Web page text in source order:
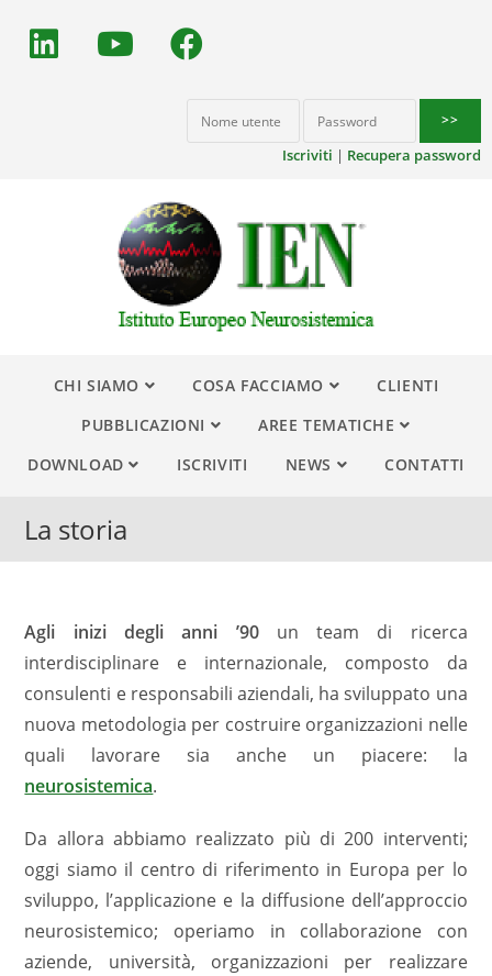
Iscriviti | Recupera password
CHI SIAMO COSA FACCIAMO
CLIENTI
PUBBLICAZIONI
AREE TEMATICHE
DOWNLOAD
ISCRIVITI NEWS CONTATTI
La storia
Agli inizi degli anni ʼ90un team di ricerca
interdisciplinare e internazionale, composto da
consulenti e responsabili aziendali, ha sviluppato una
nuova metodologia per costruire organizzazioni nelle
quali lavorare sia anche un piacere: la
neurosistemica.
Da allora abbiamo realizzato più di 200 interventi;
oggi siamo il centro di riferimento in Europa per lo
sviluppo, lʼapplicazione e la diffusione dellʼapproccio
neurosistemico; operiamo in collaborazione con
aziende, università, organizzazioni per realizzare